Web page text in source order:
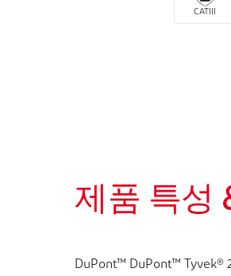
CATIII
제품 특성
DuPont™ DuPont™ Tyvek®